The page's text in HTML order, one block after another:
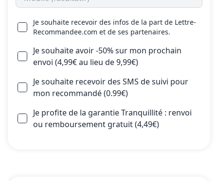
Je souhaite recevoir des infos de la part de Lettre-
Recommandee.com et de ses partenaires.
Je souhaite avoir -50% sur mon prochain
envoi (4,99€ au lieu de 9,99€)
Je souhaite recevoir des SMS de suivi pour
mon recommandé (0.99€)
Je profite de la garantie Tranquillité : renvoi
ou remboursement gratuit (4,49€)